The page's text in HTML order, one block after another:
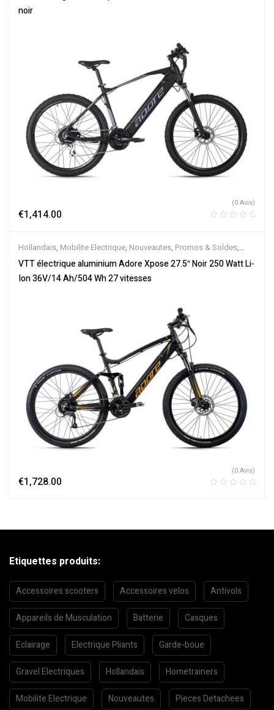
noir
€1,414.00
(0 Avis)
Hollandais, Mobilite Electrique, Nouveautes, Promos & Soldes,
Tout-Suspendus ,Vélo électrique ville,Velos Electriques,VTT
Électriques
VTT électrique aluminium Adore Xpose 27.5″ Noir 250 Watt Li-
Ion 36V/14 Ah/504 Wh 27 vitesses
€1,728.00
(0 Avis)
Etiquettes produits:
Accessoires scooters Accessoires velos Antivols
Appareils de Musculation Batterie Casques
Eclairage Electrique Pliants Garde-boue
Gravel Electriques Hollandais Hometrainers
Mobilite Electrique Nouveautes Pieces Detachees